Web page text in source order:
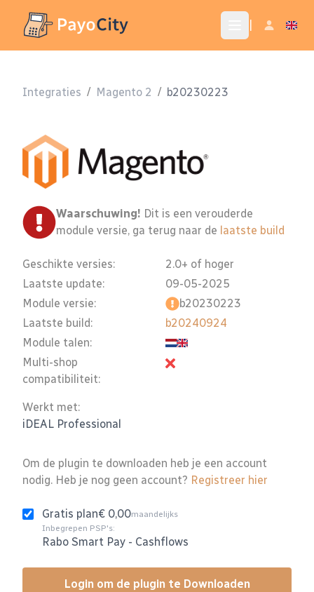
Integraties / Magento 2 / b20230223
Waarschuwing! Dit is een verouderde
module versie, ga terug naar de laatste build
Geschikte versies:
Laatste update:
Module versie:
Laatste build:
Module talen:
Multi-shop
compatibiliteit:
2.0+ of hoger
09-05-2025
b20230223
b20240924
Werkt met:
iDEAL Professional
Om de plugin te downloaden heb je een account
nodig. Heb je nog geen account? Registreer hier
Gratis plan€ 0,00maandelijks
Inbegrepen PSP's:
Rabo Smart Pay - Cashflows
Login om de plugin te Downloaden